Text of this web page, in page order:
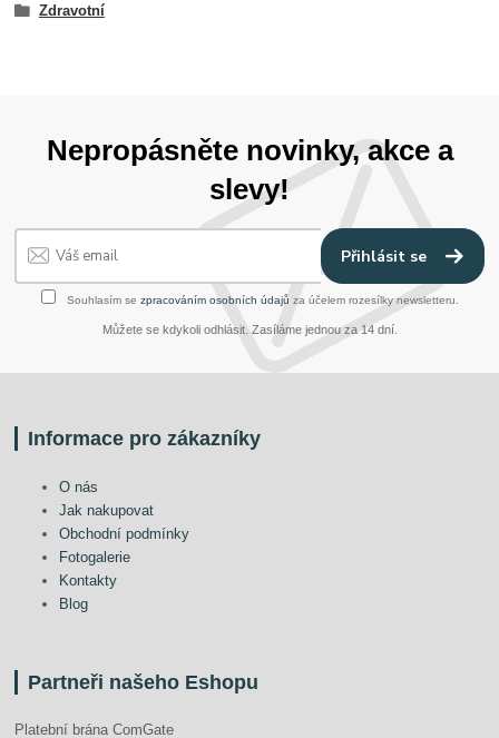
Zdravotní
Nepropásněte novinky, akce a
slevy!
Přihlásit se
Souhlasím se zpracováním osobních údajů za účelem rozesílky newsletteru.
Můžete se kdykoli odhlásit. Zasíláme jednou za 14 dní.
Informace pro zákazníky
O nás
Jak nakupovat
Obchodní podmínky
Fotogalerie
Kontakty
Blog
Partneři našeho Eshopu
Platební brána ComGate